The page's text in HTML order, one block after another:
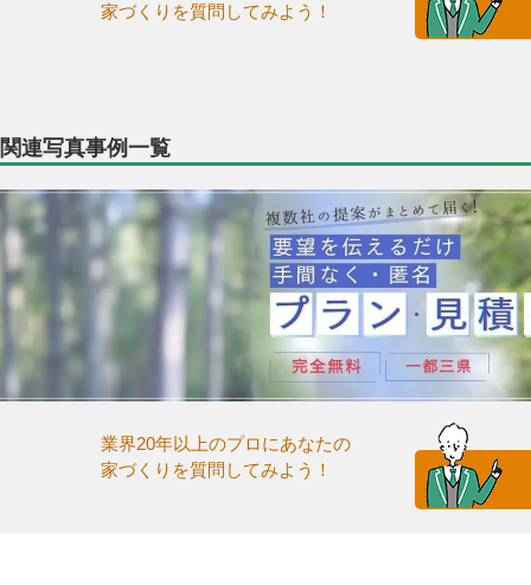
家づくりを質問してみよう！
関連写真事例一覧
業界20年以上のプロにあなたの
家づくりを質問してみよう！